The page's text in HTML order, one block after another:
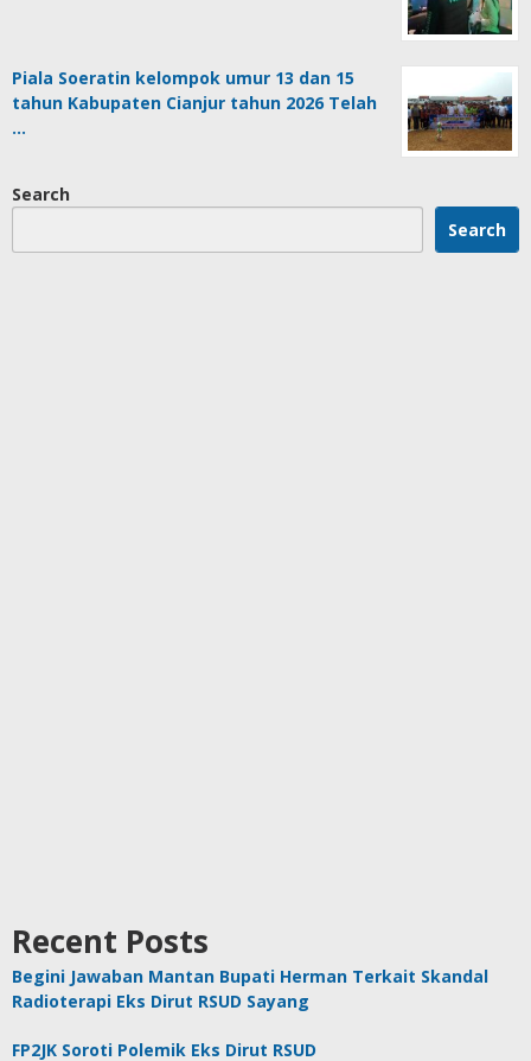
Piala Soeratin kelompok umur 13 dan 15
tahun Kabupaten Cianjur tahun 2026 Telah
…
Search
Search
Recent Posts
Begini Jawaban Mantan Bupati Herman Terkait Skandal
Radioterapi Eks Dirut RSUD Sayang
FP2JK Soroti Polemik Eks Dirut RSUD